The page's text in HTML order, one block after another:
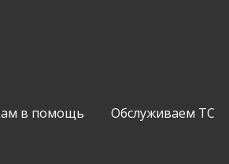
в помощь Обслуживаем ТС